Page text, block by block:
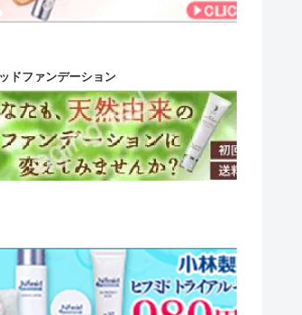
ドファンデーション